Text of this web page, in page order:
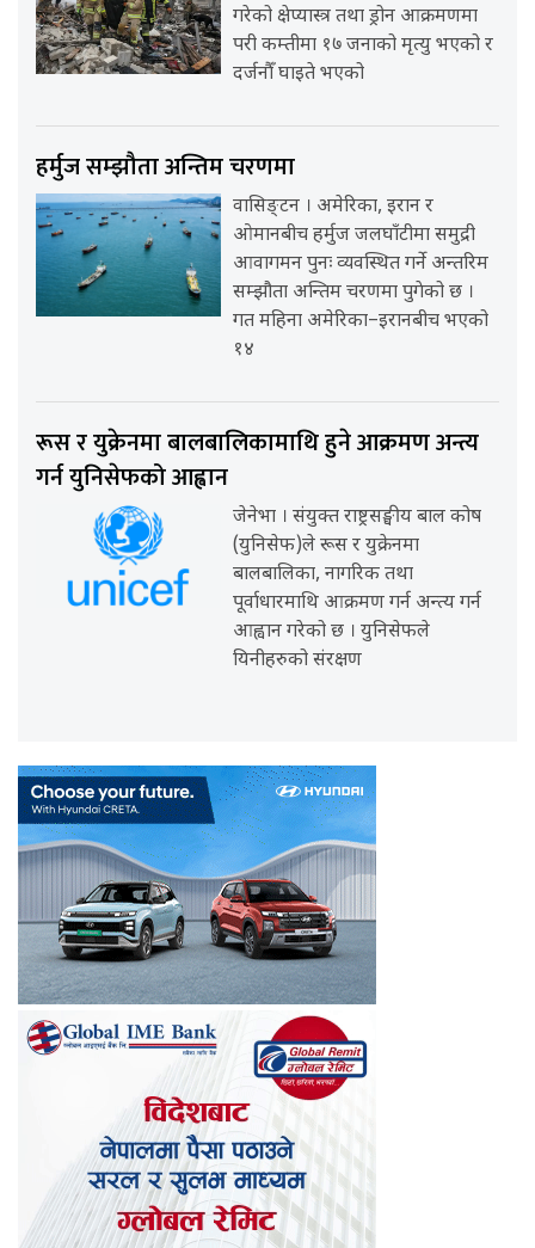
गरेको क्षेप्यास्त्र तथा ड्रोन आक्रमणमा
परी कम्तीमा १७ जनाको मृत्यु भएको र
दर्जनौँ घाइते भएको
हर्मुज सम्झौता अन्तिम चरणमा
वासिङ्टन । अमेरिका, इरान र
ओमानबीच हर्मुज जलघाँटीमा समुद्री
आवागमन पुनः व्यवस्थित गर्ने अन्तरिम
सम्झौता अन्तिम चरणमा पुगेको छ ।
गत महिना अमेरिका–इरानबीच भएको
१४
रूस र युक्रेनमा बालबालिकामाथि हुने आक्रमण अन्त्य
गर्न युनिसेफको आह्वान
जेनेभा । संयुक्त राष्ट्रसङ्घीय बाल कोष
(युनिसेफ)ले रूस र युक्रेनमा
बालबालिका, नागरिक तथा
पूर्वाधारमाथि आक्रमण गर्न अन्त्य गर्न
आह्वान गरेको छ । युनिसेफले
यिनीहरुको संरक्षण